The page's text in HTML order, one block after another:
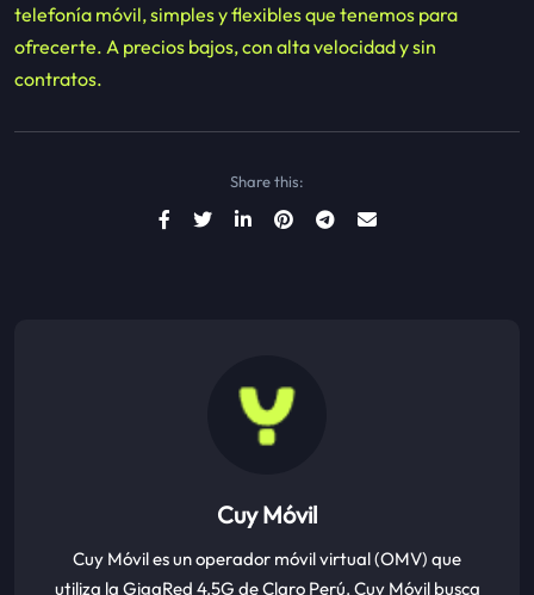
telefonía móvil, simples y flexibles que tenemos para
ofrecerte. A precios bajos, con alta velocidad y sin
contratos.
Share this:
Cuy Móvil
Cuy Móvil es un operador móvil virtual (OMV) que
utiliza la GigaRed 4.5G de Claro Perú. Cuy Móvil busca